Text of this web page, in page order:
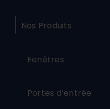
Nos Produits
Fenêtres
Portes d’entrée